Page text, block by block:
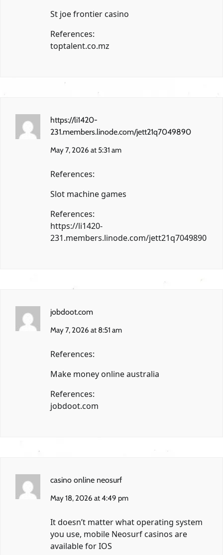
St joe frontier casino
References:
toptalent.co.mz
https://li1420-
231.members.linode.com/jett21q7049890
May 7, 2026 at 5:31 am
References:
Slot machine games
References:
https://li1420-
231.members.linode.com/jett21q7049890
jobdoot.com
May 7, 2026 at 8:51 am
References:
Make money online australia
References:
jobdoot.com
casino online neosurf
May 18, 2026 at 4:49 pm
It doesn’t matter what operating system
you use, mobile Neosurf casinos are
available for IOS